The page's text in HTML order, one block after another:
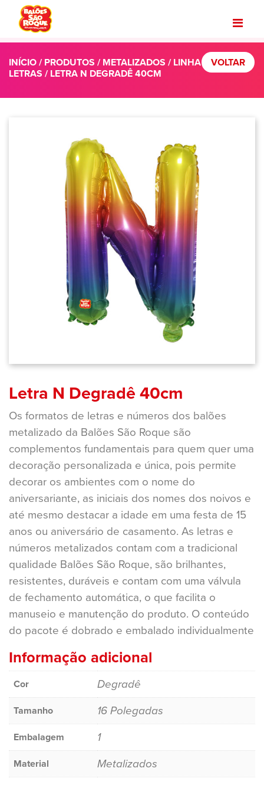
INÍCIO/PRODUTOS / METALIZADOS / LINHA
LETRAS / LETRA N DEGRADÊ 40CM
VOLTAR
Letra N Degradê 40cm
Os formatos de letras e números dos balões
metalizado da Balões São Roque são
complementos fundamentais para quem quer uma
decoração personalizada e única, pois permite
decorar os ambientes com o nome do
aniversariante, as iniciais dos nomes dos noivos e
até mesmo destacar a idade em uma festa de 15
anos ou aniversário de casamento. As letras e
números metalizados contam com a tradicional
qualidade Balões São Roque, são brilhantes,
resistentes, duráveis e contam com uma válvula
de fechamento automática, o que facilita o
manuseio e manutenção do produto. O conteúdo
do pacote é dobrado e embalado individualmente
Informação adicional
Cor Degradê
Tamanho 16 Polegadas
Embalagem 1
Material Metalizados